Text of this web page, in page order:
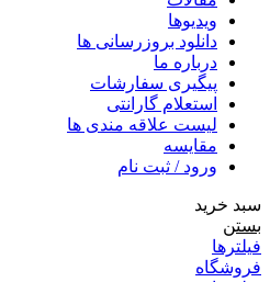
ویدیوها
دانلود بروزرسانی ها
درباره ما
پیگیری سفارشات
استعلام گارانتی
لیست علاقه مندی ها
مقایسه
ورود / ثبت نام
سبد خرید
بستن
فیلترها
فروشگاه